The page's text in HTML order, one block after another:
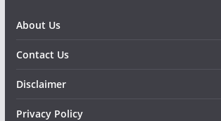
About Us
Contact Us
Disclaimer
Privacy Policy